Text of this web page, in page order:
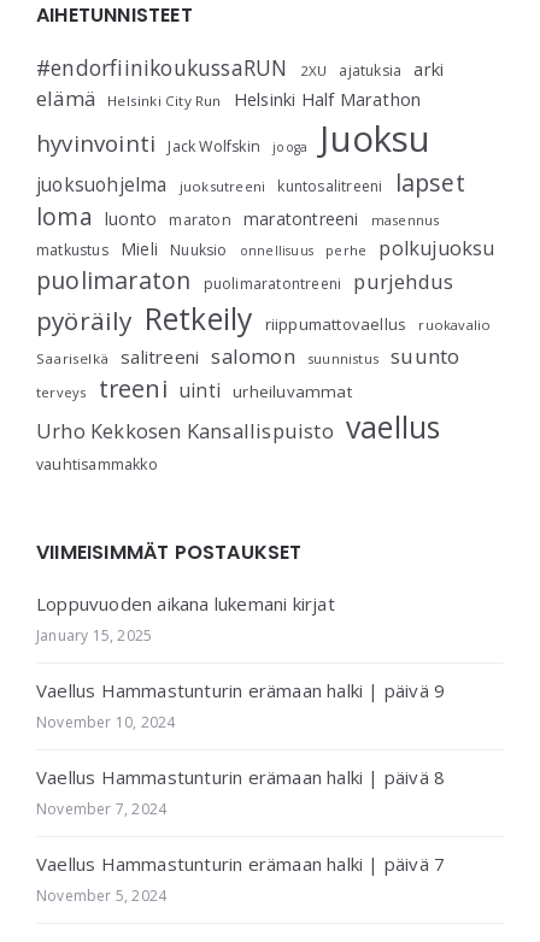
AIHETUNNISTEET
#endorfiinikoukussaRUN 2XU ajatuksia arki
elämä Helsinki City Run Helsinki Half Marathon
hyvinvointi Jack Wolfskin jooga Juoksu
juoksuohjelma juoksutreeni kuntosalitreeni
lapset
loma
luonto maraton maratontreeni masennus
matkustus Mieli Nuuksio onnellisuus perhe polkujuoksu
puolimaraton puolimaratontreeni purjehdus
pyöräily Retkeily riippumattovaellus
ruokavalio
Saariselkä
salitreeni salomon suunnistus suunto
terveys treeni uinti urheiluvammat
Urho Kekkosen Kansallispuisto vaellus
vauhtisammakko
VIIMEISIMMÄT POSTAUKSET
Loppuvuoden aikana lukemani kirjat
January 15, 2025
Vaellus Hammastunturin erämaan halki | päivä 9
November 10, 2024
Vaellus Hammastunturin erämaan halki | päivä 8
November 7, 2024
Vaellus Hammastunturin erämaan halki | päivä 7
November 5, 2024